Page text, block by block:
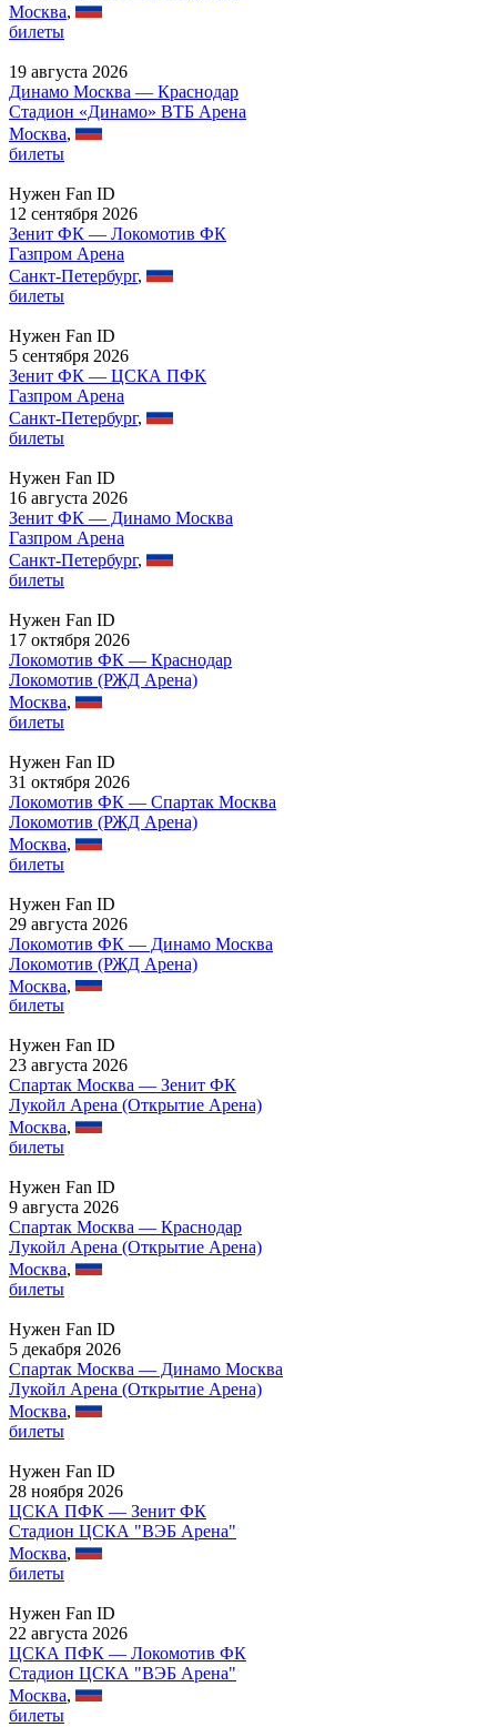
Москва,
билеты
19 августа 2026
Динамо Москва — Краснодар
Стадион «Динамо» ВТБ Арена
Москва,
билеты
Нужен Fan ID
12 сентября 2026
Зенит ФК — Локомотив ФК
Газпром Арена
Санкт-Петербург,
билеты
Нужен Fan ID
5 сентября 2026
Зенит ФК — ЦСКА ПФК
Газпром Арена
Санкт-Петербург,
билеты
Нужен Fan ID
16 августа 2026
Зенит ФК — Динамо Москва
Газпром Арена
Санкт-Петербург,
билеты
Нужен Fan ID
17 октября 2026
Локомотив ФК — Краснодар
Локомотив (РЖД Арена)
Москва,
билеты
Нужен Fan ID
31 октября 2026
Локомотив ФК — Спартак Москва
Локомотив (РЖД Арена)
Москва,
билеты
Нужен Fan ID
29 августа 2026
Локомотив ФК — Динамо Москва
Локомотив (РЖД Арена)
Москва,
билеты
Нужен Fan ID
23 августа 2026
Спартак Москва — Зенит ФК
Лукойл Арена (Открытие Арена)
Москва,
билеты
Нужен Fan ID
9 августа 2026
Спартак Москва — Краснодар
Лукойл Арена (Открытие Арена)
Москва,
билеты
Нужен Fan ID
5 декабря 2026
Спартак Москва — Динамо Москва
Лукойл Арена (Открытие Арена)
Москва,
билеты
Нужен Fan ID
28 ноября 2026
ЦСКА ПФК — Зенит ФК
Стадион ЦСКА "ВЭБ Арена"
Москва,
билеты
Нужен Fan ID
22 августа 2026
ЦСКА ПФК — Локомотив ФК
Стадион ЦСКА "ВЭБ Арена"
Москва,
билеты